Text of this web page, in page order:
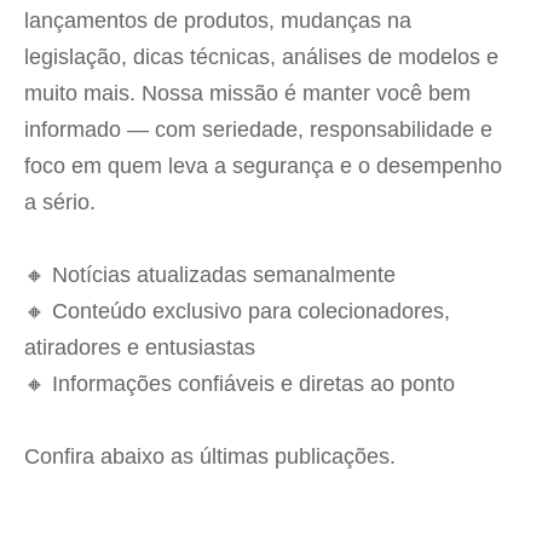
lançamentos de produtos, mudanças na
legislação, dicas técnicas, análises de modelos e
muito mais. Nossa missão é manter você bem
informado — com seriedade, responsabilidade e
foco em quem leva a segurança e o desempenho
a sério.
🔸 Notícias atualizadas semanalmente
🔸 Conteúdo exclusivo para colecionadores,
atiradores e entusiastas
🔸 Informações confiáveis e diretas ao ponto
Confira abaixo as últimas publicações.